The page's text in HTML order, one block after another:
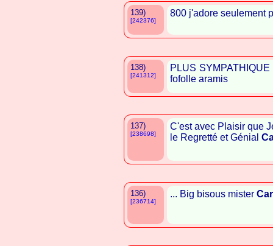
139)
[242376]
800 j'adore seulement
138)
[241312]
PLUS
fofolle aramis
137)
[238698]
C'est avec Plaisir que
le Regretté et Génial
136)
[236714]
... Big bisous mister